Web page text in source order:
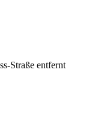
Straße entfernt